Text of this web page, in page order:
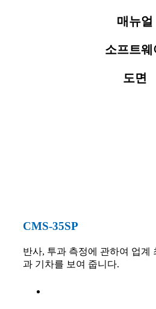
매뉴얼
소프트웨
도면
CMS-35SP
반사, 투과 측정에 관하여 업계
과 기차를 보여 줍니다.